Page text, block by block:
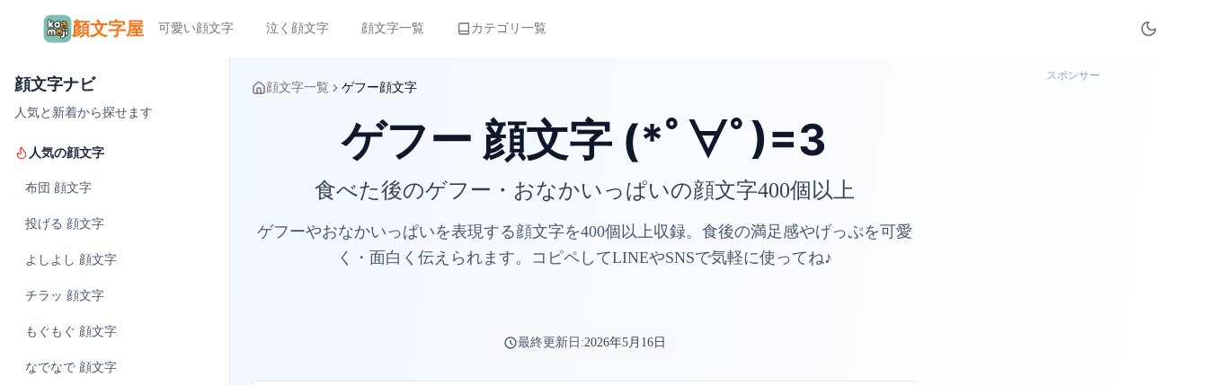
顏文字屋 可愛い顔文字 泣く顔文字 顔文字一覧 カテゴリ一覧
顔文字ナビ
人気と新着から探せます
人気の顔文字
布団 顔文字
投げる 顔文字
よしよし 顔文字
チラッ 顔文字
もぐもぐ 顔文字
なでなで 顔文字
顔文字一覧 ゲフー顔文字
ゲフー 顔文字 (*ﾟ∀ﾟ)=3
食べた後のゲフー・おなかいっぱいの顔文字400個以上
ゲフーやおなかいっぱいを表現する顔文字を400個以上収録。食後の満足感やげっぷを可愛
く・面白く伝えられます。コピペしてLINEやSNSで気軽に使ってね♪
最終更新日:2026年5月16日
スポンサー